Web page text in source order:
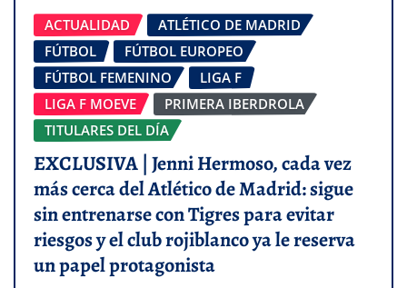
ACTUALIDAD
ATLÉTICO DE MADRID
FÚTBOL
FÚTBOL EUROPEO
FÚTBOL FEMENINO
LIGA F
LIGA F MOEVE
PRIMERA IBERDROLA
TITULARES DEL DÍA
EXCLUSIVA | Jenni Hermoso, cada vez
más cerca del Atlético de Madrid: sigue
sin entrenarse con Tigres para evitar
riesgos y el club rojiblanco ya le reserva
un papel protagonista